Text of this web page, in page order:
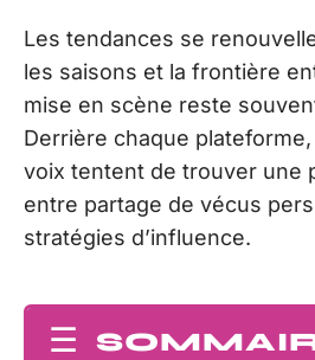
Les tendances se
les saisons et la frontière
mise en scène reste
Derrière chaque
voix tentent de trouver une
entre partage de vécus
stratégies d’influence.